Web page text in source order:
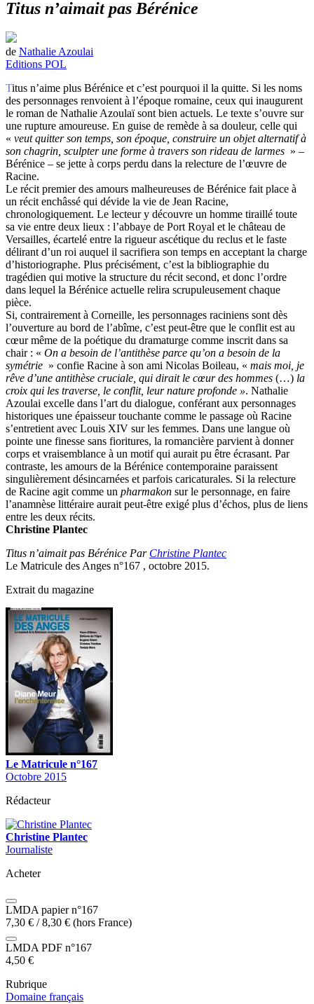
Titus n’aimait pas Bérénice
de Nathalie Azoulai
Editions POL
Titus n’aime plus Bérénice et c’est pourquoi il la quitte. Si les noms
des personnages renvoient à l’époque romaine, ceux qui inaugurent
le roman de Nathalie Azoulaï sont bien actuels. Le texte s’ouvre sur
une rupture amoureuse. En guise de remède à sa douleur, celle qui
« veut quitter son temps, son époque, construire un objet alternatif à
son chagrin, sculpter une forme à travers son rideau de larmes » –
Bérénice – se jette à corps perdu dans la relecture de l’œuvre de
Racine.
Le récit premier des amours malheureuses de Bérénice fait place à
un récit enchâssé qui dévide la vie de Jean Racine,
chronologiquement. Le lecteur y découvre un homme tiraillé toute
sa vie entre deux lieux : l’abbaye de Port Royal et le château de
Versailles, écartelé entre la rigueur ascétique du reclus et le faste
délirant d’un roi auquel il sacrifiera son temps en acceptant la charge
d’historiographe. Plus précisément, c’est la bibliographie du
tragédien qui motive la structure du récit second, et donc l’ordre
dans lequel la Bérénice actuelle relira scrupuleusement chaque
pièce.
Si, contrairement à Corneille, les personnages raciniens sont dès
l’ouverture au bord de l’abîme, c’est peut-être que le conflit est au
cœur même de la poétique du dramaturge comme inscrit dans sa
chair : « On a besoin de l’antithèse parce qu’on a besoin de la
symétrie » confie Racine à son ami Nicolas Boileau, « mais moi, je
rêve d’une antithèse cruciale, qui dirait le cœur des hommes (…) la
croix qui les traverse, le conflit, leur nature profonde ». Nathalie
Azoulai excelle dans l’art du dialogue, conférant aux personnages
historiques une épaisseur touchante comme le passage où Racine
s’entretient avec Louis XIV sur les femmes. Dans une langue où
pointe une finesse sans fioritures, la romancière parvient à donner
corps et vraisemblance à un motif qui aurait pu être écrasant. Par
contraste, les amours de la Bérénice contemporaine paraissent
singulièrement désincarnées et parfois caricaturales. Si la relecture
de Racine agit comme un pharmakon sur le personnage, en faire
l’anamnèse littéraire aurait peut-être exigé plus d’échos, plus de liens
entre les deux récits.
Christine Plantec
Titus n’aimait pas Bérénice Par Christine Plantec
Le Matricule des Anges n°167 , octobre 2015.
Extrait du magazine
Le Matricule n°167
Octobre 2015
Rédacteur
Christine Plantec
Journaliste
Acheter
LMDA papier n°167
7,30 € /8,30 € (hors France)
LMDA PDF n°167
4,50 €
Rubrique
Domaine français